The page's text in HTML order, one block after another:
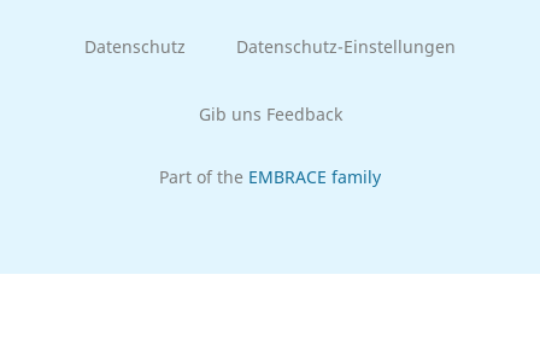
Datenschutz Datenschutz-Einstellungen
Gib uns Feedback
Part of the EMBRACE family